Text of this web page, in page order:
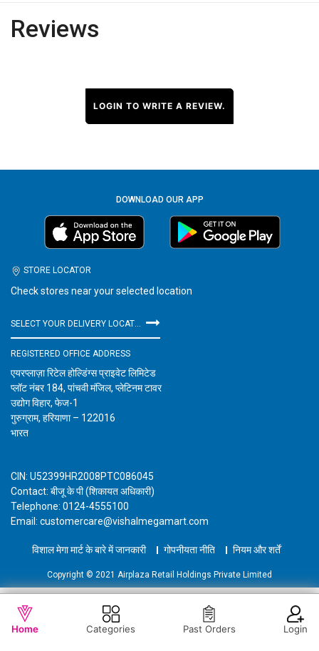
WISHLIST OUT OF STOCK
Reviews
LOGIN TO WRITE A REVIEW.
DOWNLOAD OUR APP
STORE LOCATOR
Check stores near your selected location
REGISTERED OFFICE ADDRESS
एयरप्लाज़ा रिटेल होल्डिंग्स प्राइवेट लिमिटेड
प्लॉट नंबर 184, पांचवी मंजिल, प्लेटिनम टावर
उद्योग विहार, फेज-1
गुरुग्राम, हरियाणा – 122016
भारत
CIN: U52399HR2008PTC086045
Contact: बीजू के पी (शिकायत अधिकारी)
Telephone: 0124-4555100
Email: customercare@vishalmegamart.com
विशाल मेगा मार्ट के बारे में जानकारी गोपनीयता नीति नियम और शर्तें
Copyright © 2021 Airplaza Retail Holdings Private Limited
Home Categories Past Orders Login